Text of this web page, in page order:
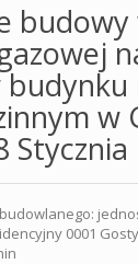
w
Stycznia
0001